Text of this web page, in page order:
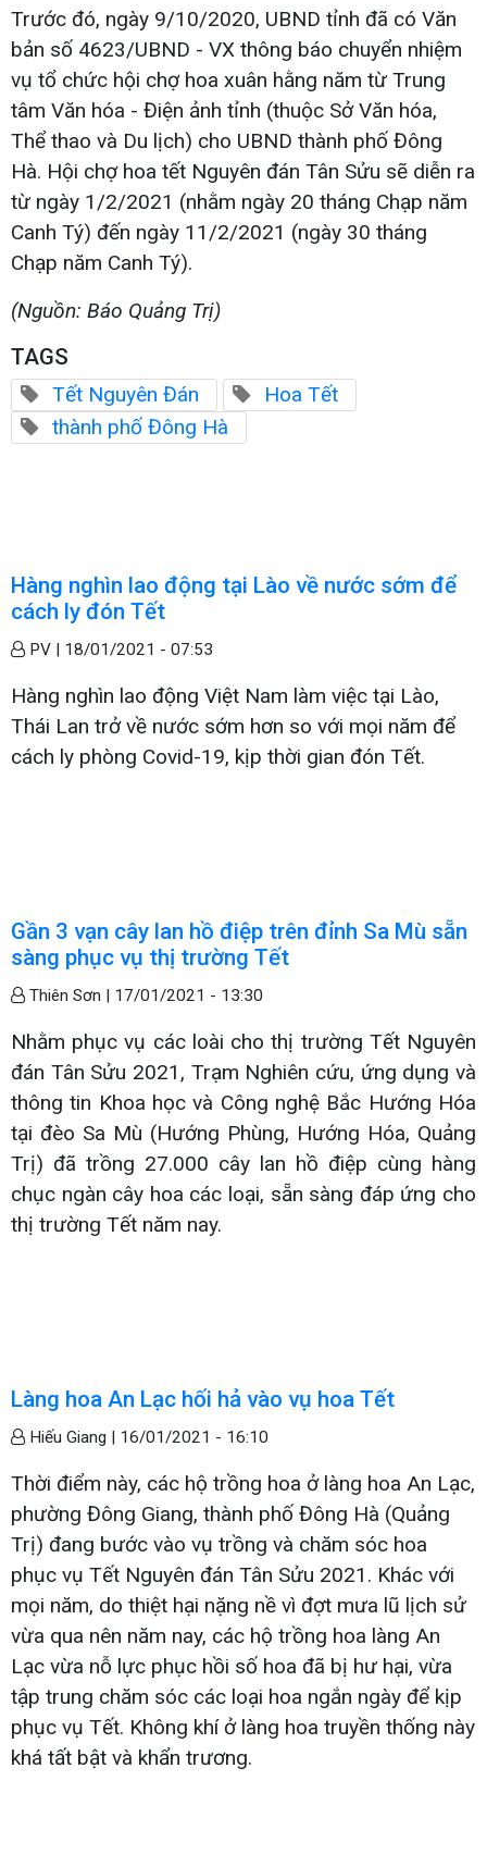
Trước đó, ngày 9/10/2020, UBND tỉnh đã có Văn
bản số 4623/UBND - VX thông báo chuyển nhiệm
vụ tổ chức hội chợ hoa xuân hằng năm từ Trung
tâm Văn hóa - Điện ảnh tỉnh (thuộc Sở Văn hóa,
Thể thao và Du lịch) cho UBND thành phố Đông
Hà. Hội chợ hoa tết Nguyên đán Tân Sửu sẽ diễn ra
từ ngày 1/2/2021 (nhằm ngày 20 tháng Chạp năm
Canh Tý) đến ngày 11/2/2021 (ngày 30 tháng
Chạp năm Canh Tý).
(Nguồn: Báo Quảng Trị)
TAGS
Tết Nguyên Đán
Hoa Tết
thành phố Đông Hà
Hàng nghìn lao động tại Lào về nước sớm để
cách ly đón Tết
PV | 18/01/2021 - 07:53
Hàng nghìn lao động Việt Nam làm việc tại Lào,
Thái Lan trở về nước sớm hơn so với mọi năm để
cách ly phòng Covid-19, kịp thời gian đón Tết.
Gần 3 vạn cây lan hồ điệp trên đỉnh Sa Mù sẵn
sàng phục vụ thị trường Tết
Thiên Sơn | 17/01/2021 - 13:30
Nhằm phục vụ các loài cho thị trường Tết Nguyên
đán Tân Sửu 2021, Trạm Nghiên cứu, ứng dụng và
thông tin Khoa học và Công nghệ Bắc Hướng Hóa
tại đèo Sa Mù (Hướng Phùng, Hướng Hóa, Quảng
Trị) đã trồng 27.000 cây lan hồ điệp cùng hàng
chục ngàn cây hoa các loại, sẵn sàng đáp ứng cho
thị trường Tết năm nay.
Làng hoa An Lạc hối hả vào vụ hoa Tết
Hiếu Giang | 16/01/2021 - 16:10
Thời điểm này, các hộ trồng hoa ở làng hoa An Lạc,
phường Đông Giang, thành phố Đông Hà (Quảng
Trị) đang bước vào vụ trồng và chăm sóc hoa
phục vụ Tết Nguyên đán Tân Sửu 2021. Khác với
mọi năm, do thiệt hại nặng nề vì đợt mưa lũ lịch sử
vừa qua nên năm nay, các hộ trồng hoa làng An
Lạc vừa nỗ lực phục hồi số hoa đã bị hư hại, vừa
tập trung chăm sóc các loại hoa ngắn ngày để kịp
phục vụ Tết. Không khí ở làng hoa truyền thống này
khá tất bật và khẩn trương.